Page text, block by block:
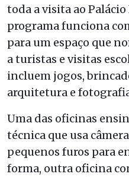
toda a visita ao
programa funciona
para um espaço que
a turistas e visitas
incluem jogos,
arquitetura e
Uma das oficinas
técnica que usa
pequenos furos para
forma, outra oficina